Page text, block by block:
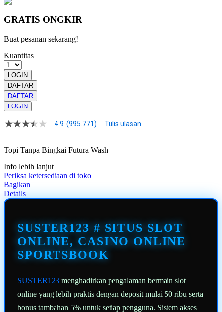
GRATIS ONGKIR
Buat pesanan sekarang!
Kuantitas
LOGIN
DAFTAR
DAFTAR
LOGIN
4.9
bintang,
rating
rata-
rata.
Read
13
Reviews.
halaman
yang
sama.
4.9 (995.771) Tulis ulasan
Topi Tanpa Bingkai Futura Wash
Info lebih lanjut
Periksa ketersediaan di toko
Bagikan
Details
SUSTER123 # SITUS SLOT
ONLINE, CASINO ONLINE
SPORTSBOOK
SUSTER123 menghadirkan pengalaman bermain slot
online yang lebih praktis dengan deposit mulai 50 ribu serta
bonus tambahan 5% untuk setiap pengguna. Sistem akses